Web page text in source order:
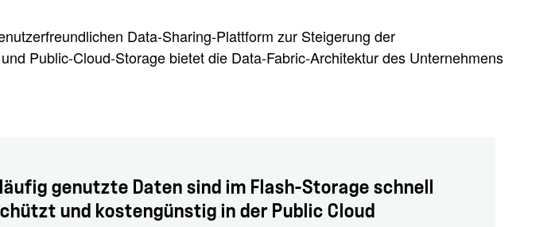
Data-Sharing-Plattform zur Steigerung der
Public-Cloud-Storage bietet die Data-Fabric-Architektur des Unternehmens
genutzte Daten sind im Flash-Storage schnell
und kostengünstig in der Public Cloud